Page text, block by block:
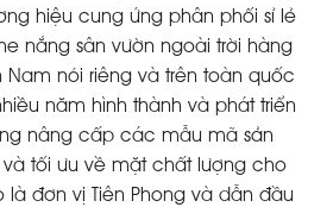
hiệu cung ứng phân phối sỉ lẻ
nắng sân vườn ngoài trời hàng
Nam nói riêng và trên toàn quốc
năm hình thành và phát triển
nâng cấp các mẫu mã sản
tối ưu về mặt chất lượng cho
đơn vị Tiên Phong và dẫn đầu